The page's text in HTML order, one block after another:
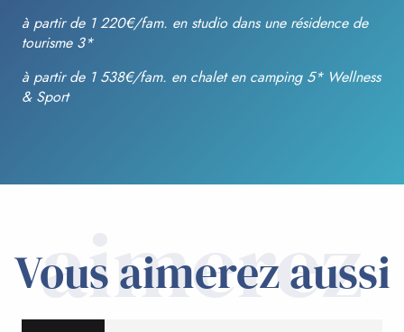
à partir de 1 220€/fam. en studio dans une résidence de
tourisme 3*
à partir de 1 538€/fam. en chalet en camping 5* Wellness
& Sport
aimerez
Vous aimerez aussi